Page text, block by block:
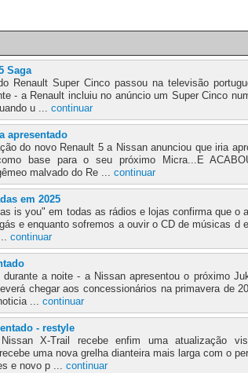
Saga
Renault Super Cinco passou na televisão
- a Renault incluiu no anúncio um Super Cinco
u ... continuar
apresentado
do novo Renault 5 a Nissan anunciou que iria
base para o seu próximo Micra...E
malvado do Re ... continuar
em 2025
is you" em todas as rádios e lojas confirma que o
e enquanto sofremos a ouvir o CD de músicas d
continuar
durante a noite - a Nissan apresentou o próximo
chegar aos concessionários na primavera de
... continuar
- restyle
X-Trail recebe enfim uma atualização
uma nova grelha dianteira mais larga com o
e novo p ... continuar